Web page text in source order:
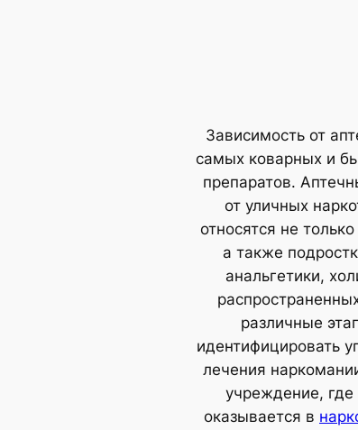
Зависимость от
самых коварных и
препаратов.
от уличных
относятся не
а также
анальгетики,
различные
идентифицировать
лечения
учреждение,
оказывается в